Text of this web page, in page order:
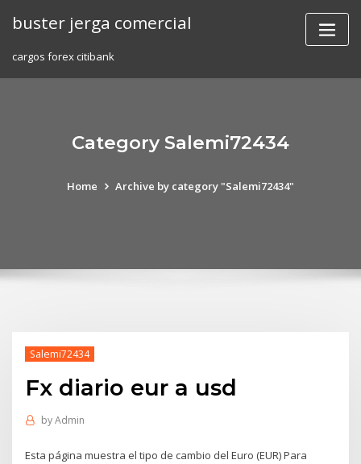
buster jerga comercial
cargos forex citibank
Category Salemi72434
Home Archive by category "Salemi72434"
Salemi72434
Fx diario eur a usd
byAdmin
Esta página muestra el tipo de cambio del Euro (EUR) Para